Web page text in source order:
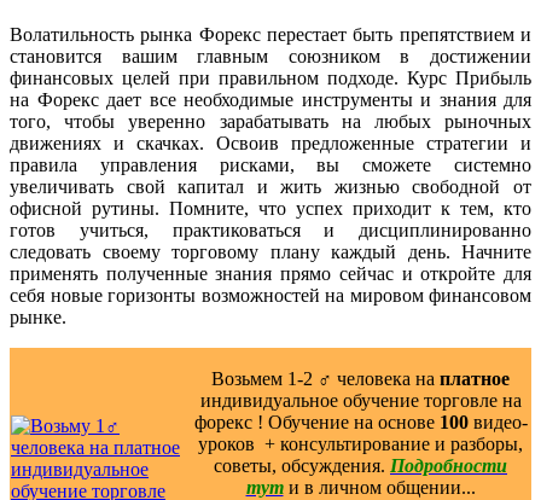
Волатильность рынка Форекс перестает быть препятствием и
становится вашим главным союзником в достижении
финансовых целей при правильном подходе. Курс Прибыль
на Форекс дает все необходимые инструменты и знания для
того, чтобы уверенно зарабатывать на любых рыночных
движениях и скачках. Освоив предложенные стратегии и
правила управления рисками, вы сможете системно
увеличивать свой капитал и жить жизнью свободной от
офисной рутины. Помните, что успех приходит к тем, кто
готов учиться, практиковаться и дисциплинированно
следовать своему торговому плану каждый день. Начните
применять полученные знания прямо сейчас и откройте для
себя новые горизонты возможностей на мировом финансовом
рынке.
Возьмем 1-2 ‍♂️ человека на платное
индивидуальное обучение торговле на
форекс ! Обучение на основе 100видео-
уроков ️ + консультирование и разборы,
советы, обсуждения. Подробности
тут и в личном общении...